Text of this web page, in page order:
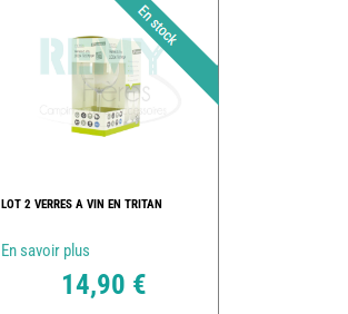
LOT 2 VERRES A VIN EN TRITAN
En savoir plus
14,90 €